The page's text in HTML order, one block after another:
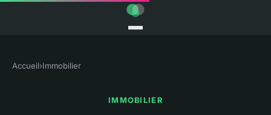
Accueil›Immobilier
IMMOBILIER